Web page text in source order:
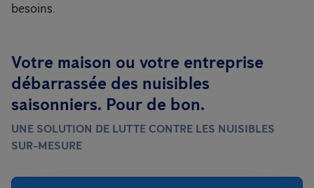
besoins.
Votre maison ou votre entreprise
débarrassée des nuisibles
saisonniers. Pour de bon.
UNE SOLUTION DE LUTTE CONTRE LES NUISIBLES
SUR-MESURE